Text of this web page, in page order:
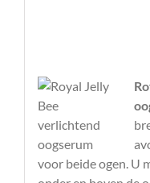
voor beide ogen. U